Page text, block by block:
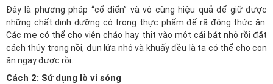
Đây là phương pháp “cổ điển” và vô cùng hiệu quả để giữ được
những chất dinh dưỡng có trong thực phẩm để rã đông thức ăn.
Các mẹ có thể cho viên cháo hay thịt vào một cái bát nhỏ rồi đặt
cách thủy trong nồi, đun lửa nhỏ và khuấy đều là ta có thể cho con
ăn ngay được rồi.
Cách 2: Sử dụng lò vi sóng